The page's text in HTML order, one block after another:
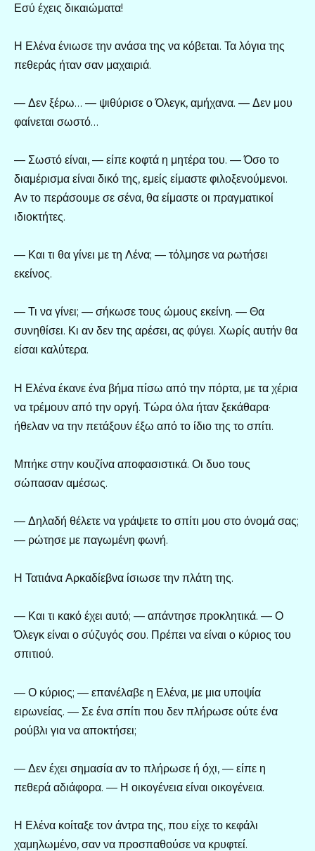
Εσύ έχεις δικαιώματα!
Η Ελένα ένιωσε την ανάσα της να κόβεται. Τα λόγια της
πεθεράς ήταν σαν μαχαιριά.
— Δεν ξέρω… — ψιθύρισε ο Όλεγκ, αμήχανα. — Δεν μου
φαίνεται σωστό…
— Σωστό είναι, — είπε κοφτά η μητέρα του. — Όσο το
διαμέρισμα είναι δικό της, εμείς είμαστε φιλοξενούμενοι.
Αν το περάσουμε σε σένα, θα είμαστε οι πραγματικοί
ιδιοκτήτες.
— Και τι θα γίνει με τη Λένα; — τόλμησε να ρωτήσει
εκείνος.
— Τι να γίνει; — σήκωσε τους ώμους εκείνη. — Θα
συνηθίσει. Κι αν δεν της αρέσει, ας φύγει. Χωρίς αυτήν θα
είσαι καλύτερα.
Η Ελένα έκανε ένα βήμα πίσω από την πόρτα, με τα χέρια
να τρέμουν από την οργή. Τώρα όλα ήταν ξεκάθαρα·
ήθελαν να την πετάξουν έξω από το ίδιο της το σπίτι.
Μπήκε στην κουζίνα αποφασιστικά. Οι δυο τους
σώπασαν αμέσως.
— Δηλαδή θέλετε να γράψετε το σπίτι μου στο όνομά σας;
— ρώτησε με παγωμένη φωνή.
Η Τατιάνα Αρκαδίεβνα ίσιωσε την πλάτη της.
— Και τι κακό έχει αυτό; — απάντησε προκλητικά. — Ο
Όλεγκ είναι ο σύζυγός σου. Πρέπει να είναι ο κύριος του
σπιτιού.
— Ο κύριος; — επανέλαβε η Ελένα, με μια υποψία
ειρωνείας. — Σε ένα σπίτι που δεν πλήρωσε ούτε ένα
ρούβλι για να αποκτήσει;
— Δεν έχει σημασία αν το πλήρωσε ή όχι, — είπε η
πεθερά αδιάφορα. — Η οικογένεια είναι οικογένεια.
Η Ελένα κοίταξε τον άντρα της, που είχε το κεφάλι
χαμηλωμένο, σαν να προσπαθούσε να κρυφτεί.